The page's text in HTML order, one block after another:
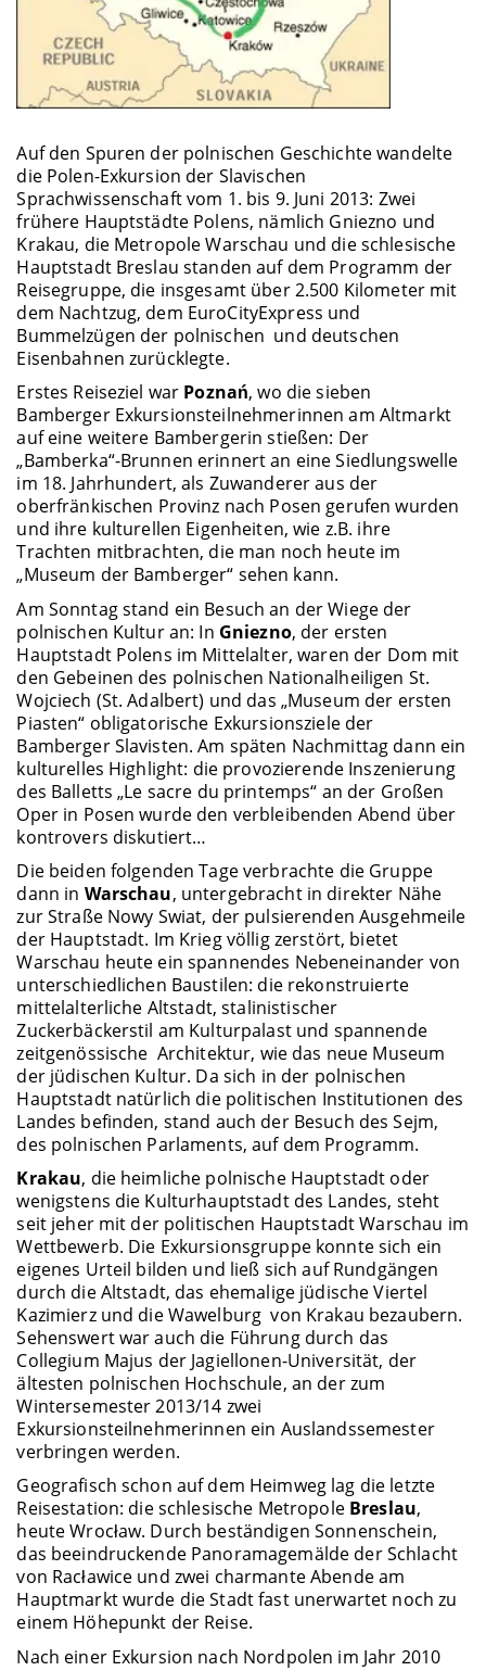
Auf den Spuren der polnischen Geschichte wandelte
die Polen-Exkursion der Slavischen
Sprachwissenschaft vom 1. bis 9. Juni 2013: Zwei
frühere Hauptstädte Polens, nämlich Gniezno und
Krakau, die Metropole Warschau und die schlesische
Hauptstadt Breslau standen auf dem Programm der
Reisegruppe, die insgesamt über 2.500 Kilometer mit
dem Nachtzug, dem EuroCityExpress und
Bummelzügen der polnischen und deutschen
Eisenbahnen zurücklegte.
Erstes Reiseziel war Poznań, wo die sieben
Bamberger Exkursionsteilnehmerinnen am Altmarkt
auf eine weitere Bambergerin stießen: Der
„Bamberka“-Brunnen erinnert an eine Siedlungswelle
im 18. Jahrhundert, als Zuwanderer aus der
oberfränkischen Provinz nach Posen gerufen wurden
und ihre kulturellen Eigenheiten, wie z.B. ihre
Trachten mitbrachten, die man noch heute im
„Museum der Bamberger“ sehen kann.
Am Sonntag stand ein Besuch an der Wiege der
polnischen Kultur an: In Gniezno, der ersten
Hauptstadt Polens im Mittelalter, waren der Dom mit
den Gebeinen des polnischen Nationalheiligen St.
Wojciech (St. Adalbert) und das „Museum der ersten
Piasten“ obligatorische Exkursionsziele der
Bamberger Slavisten. Am späten Nachmittag dann ein
kulturelles Highlight: die provozierende Inszenierung
des Balletts „Le sacre du printemps“ an der Großen
Oper in Posen wurde den verbleibenden Abend über
kontrovers diskutiert…
Die beiden folgenden Tage verbrachte die Gruppe
dann in Warschau, untergebracht in direkter Nähe
zur Straße Nowy Swiat, der pulsierenden Ausgehmeile
der Hauptstadt. Im Krieg völlig zerstört, bietet
Warschau heute ein spannendes Nebeneinander von
unterschiedlichen Baustilen: die rekonstruierte
mittelalterliche Altstadt, stalinistischer
Zuckerbäckerstil am Kulturpalast und spannende
zeitgenössische Architektur, wie das neue Museum
der jüdischen Kultur. Da sich in der polnischen
Hauptstadt natürlich die politischen Institutionen des
Landes befinden, stand auch der Besuch des Sejm,
des polnischen Parlaments, auf dem Programm.
Krakau, die heimliche polnische Hauptstadt oder
wenigstens die Kulturhauptstadt des Landes, steht
seit jeher mit der politischen Hauptstadt Warschau im
Wettbewerb. Die Exkursionsgruppe konnte sich ein
eigenes Urteil bilden und ließ sich auf Rundgängen
durch die Altstadt, das ehemalige jüdische Viertel
Kazimierz und die Wawelburg von Krakau bezaubern.
Sehenswert war auch die Führung durch das
Collegium Majus der Jagiellonen-Universität, der
ältesten polnischen Hochschule, an der zum
Wintersemester 2013/14 zwei
Exkursionsteilnehmerinnen ein Auslandssemester
verbringen werden.
Geografisch schon auf dem Heimweg lag die letzte
Reisestation: die schlesische Metropole Breslau,
heute Wrocław. Durch beständigen Sonnenschein,
das beeindruckende Panoramagemälde der Schlacht
von Racławice und zwei charmante Abende am
Hauptmarkt wurde die Stadt fast unerwartet noch zu
einem Höhepunkt der Reise.
Nach einer Exkursion nach Nordpolen im Jahr 2010